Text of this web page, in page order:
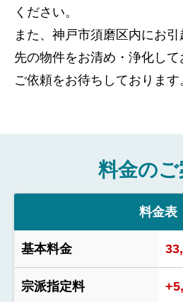
ください。
また、神戸市須磨区内にお
先の物件をお清め・浄化し
ご依頼をお待ちしております
料金のご
料金表
基本料金
宗派指定料